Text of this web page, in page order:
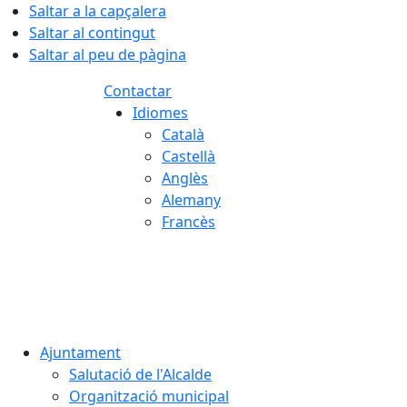
Saltar a la capçalera
Saltar al contingut
Saltar al peu de pàgina
Contactar
Idiomes
Català
Castellà
Anglès
Alemany
Francès
Ajuntament
Salutació de l'Alcalde
Organització municipal